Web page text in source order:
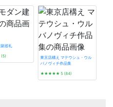
巡礼
(5)
東京店構え マテウシュ・ウル
バノヴィチ作品集
★★★★★5 (84)